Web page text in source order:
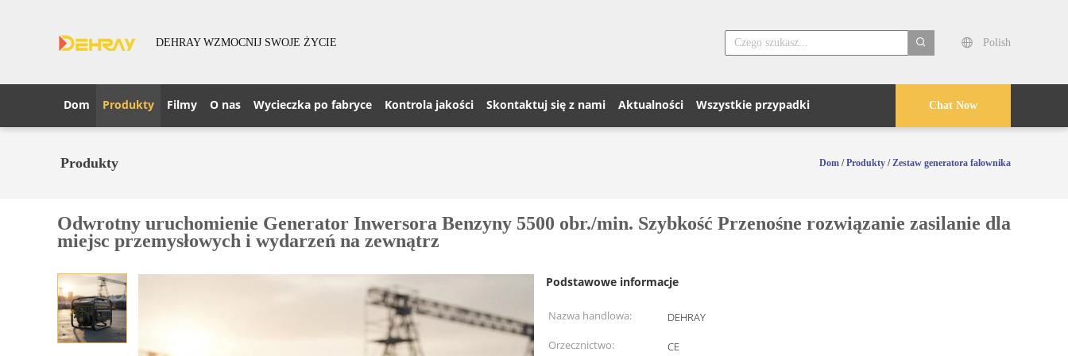
DEHRAY WZMOCNIJ SWOJE ŻYCIE
Polish
Chat Now
Dom Produkty Filmy O nas Wycieczka po fabryce Kontrola jakości Skontaktuj się z nami Aktualności Wszystkie przypadki
Produkty Dom /Produkty /Zestaw generatora falownika
Odwrotny uruchomienie Generator Inwersora Benzyny 5500 obr./min. Szybkość Przenośne rozwiązanie zasilanie dla
miejsc przemysłowych i wydarzeń na zewnątrz
Podstawowe informacje
Nazwa handlowa:
DEHRAY
Orzecznictwo:
CE